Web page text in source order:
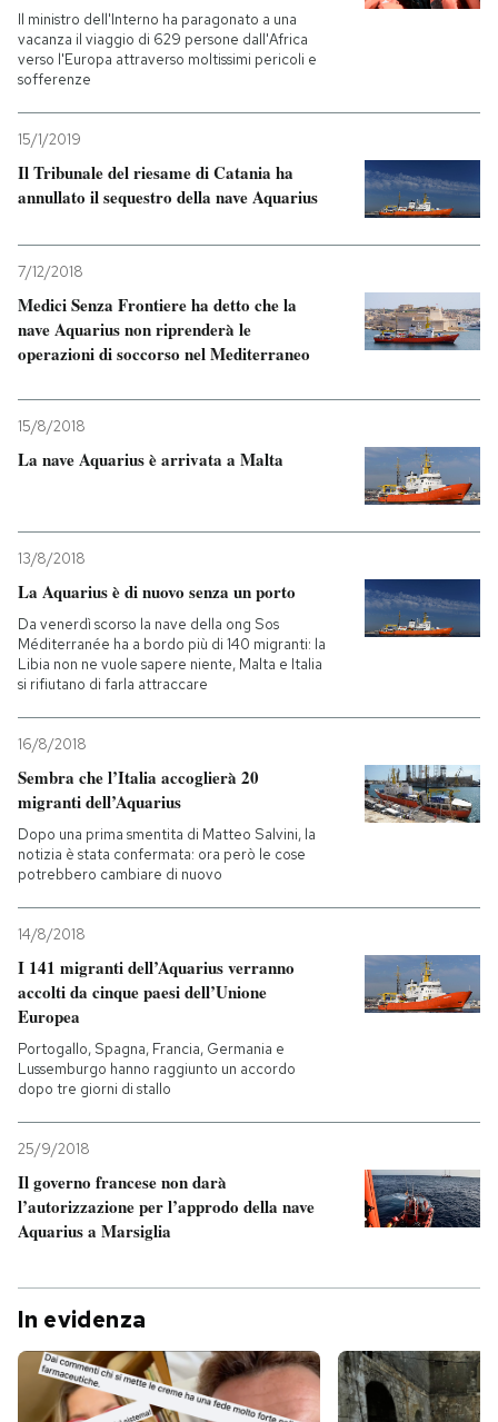
Il ministro dell'Interno ha paragonato a una
vacanza il viaggio di 629 persone dall'Africa
verso l'Europa attraverso moltissimi pericoli e
sofferenze
15/1/2019
Il Tribunale del riesame di Catania ha
annullato il sequestro della nave Aquarius
7/12/2018
Medici Senza Frontiere ha detto che la
nave Aquarius non riprenderà le
operazioni di soccorso nel Mediterraneo
15/8/2018
La nave Aquarius è arrivata a Malta
13/8/2018
La Aquarius è di nuovo senza un porto
Da venerdì scorso la nave della ong Sos
Méditerranée ha a bordo più di 140 migranti: la
Libia non ne vuole sapere niente, Malta e Italia
si rifiutano di farla attraccare
16/8/2018
Sembra che l’Italia accoglierà 20
migranti dell’Aquarius
Dopo una prima smentita di Matteo Salvini, la
notizia è stata confermata: ora però le cose
potrebbero cambiare di nuovo
14/8/2018
I 141 migranti dell’Aquarius verranno
accolti da cinque paesi dell’Unione
Europea
Portogallo, Spagna, Francia, Germania e
Lussemburgo hanno raggiunto un accordo
dopo tre giorni di stallo
25/9/2018
Il governo francese non darà
l’autorizzazione per l’approdo della nave
Aquarius a Marsiglia
In evidenza